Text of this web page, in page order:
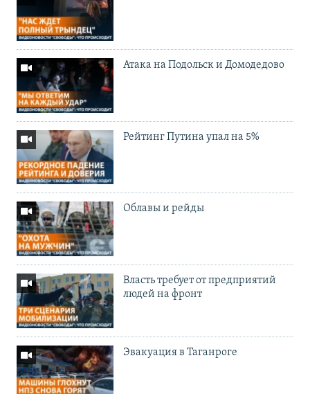
Атака на Подольск и Домодедово
Рейтинг Путина упал на 5%
Облавы и рейды
Власть требует от предприятий
людей на фронт
Эвакуация в Таганроге